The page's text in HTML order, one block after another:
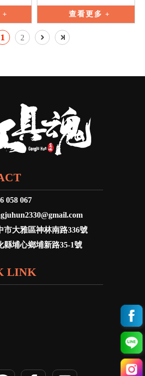
安全帶 防墜落
查看更多
1 2
058 067
市大雅區神林南路336號
縣埔心鄉埔新路35-1號
LINK